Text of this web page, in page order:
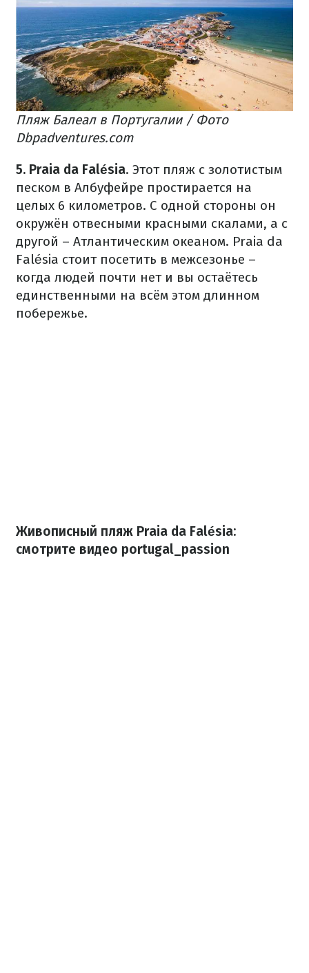
Пляж Балеал в Португалии / Фото
Dbpadventures.com
5. Praia da Falésia. Этот пляж с золотистым
песком в Албуфейре простирается на
целых 6 километров. С одной стороны он
окружён отвесными красными скалами, а с
другой – Атлантическим океаном. Praia da
Falésia стоит посетить в межсезонье –
когда людей почти нет и вы остаётесь
единственными на всём этом длинном
побережье.
Живописный пляж Praia da Falésia:
смотрите видео portugal_passion